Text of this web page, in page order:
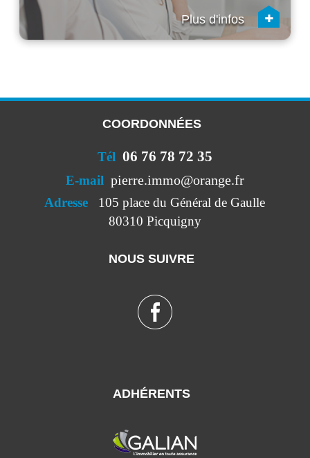
Plus d'infos +
COORDONNÉES
Tél 06 76 78 72 35
E-mail pierre.immo@orange.fr
Adresse
105 place du Général de Gaulle
80310 Picquigny
NOUS SUIVRE
ADHÉRENTS